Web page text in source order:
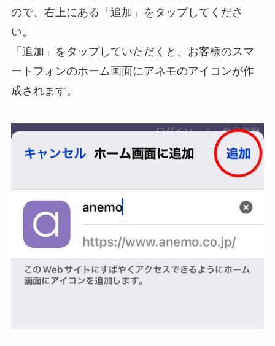
ので、右上にある「追加」をタップしてくださ
い。
「追加」をタップしていただくと、お客様のスマ
ートフォンのホーム画面にアネモのアイコンが作
成されます。